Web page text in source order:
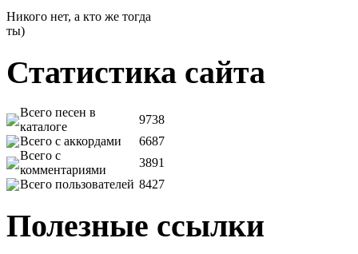
Никого нет, а кто же тогда
ты)
Статистика сайта
Всего песен в
каталоге
9738
Всего с аккордами
6687
Всего с
комментариями
3891
Всего пользователей 8427
Полезные ссылки